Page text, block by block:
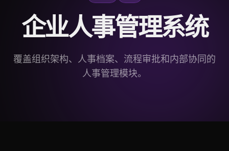
企业人事管理系统
覆盖组织架构、人事档案、流程审批和内部协同的
人事管理模块。